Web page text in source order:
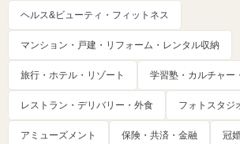
ヘルス&ビューティ・フィットネス
マンション・戸建・リフォーム・レンタル収納
旅行・ホテル・リゾート 学習塾・カルチャー
レストラン・デリバリー・外食 フォトスタジ
アミューズメント 保険・共済・金融 冠